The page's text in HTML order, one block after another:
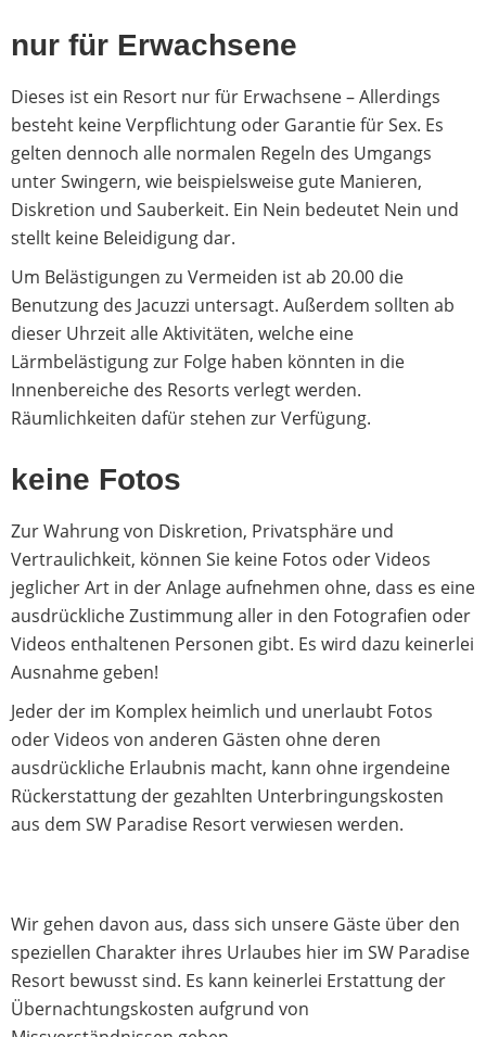
nur für Erwachsene
Dieses ist ein Resort nur für Erwachsene – Allerdings
besteht keine Verpflichtung oder Garantie für Sex. Es
gelten dennoch alle normalen Regeln des Umgangs
unter Swingern, wie beispielsweise gute Manieren,
Diskretion und Sauberkeit. Ein Nein bedeutet Nein und
stellt keine Beleidigung dar.
Um Belästigungen zu Vermeiden ist ab 20.00 die
Benutzung des Jacuzzi untersagt. Außerdem sollten ab
dieser Uhrzeit alle Aktivitäten, welche eine
Lärmbelästigung zur Folge haben könnten in die
Innenbereiche des Resorts verlegt werden.
Räumlichkeiten dafür stehen zur Verfügung.
keine Fotos
Zur Wahrung von Diskretion, Privatsphäre und
Vertraulichkeit, können Sie keine Fotos oder Videos
jeglicher Art in der Anlage aufnehmen ohne, dass es eine
ausdrückliche Zustimmung aller in den Fotografien oder
Videos enthaltenen Personen gibt. Es wird dazu keinerlei
Ausnahme geben!
Jeder der im Komplex heimlich und unerlaubt Fotos
oder Videos von anderen Gästen ohne deren
ausdrückliche Erlaubnis macht, kann ohne irgendeine
Rückerstattung der gezahlten Unterbringungskosten
aus dem SW Paradise Resort verwiesen werden.
Wir gehen davon aus, dass sich unsere Gäste über den
speziellen Charakter ihres Urlaubes hier im SW Paradise
Resort bewusst sind. Es kann keinerlei Erstattung der
Übernachtungskosten aufgrund von